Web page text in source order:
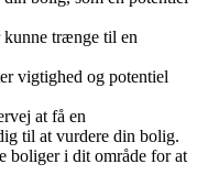
kunne trænge til en
vigtighed og potentiel
at få en
til at vurdere din bolig.
boliger i dit område for at